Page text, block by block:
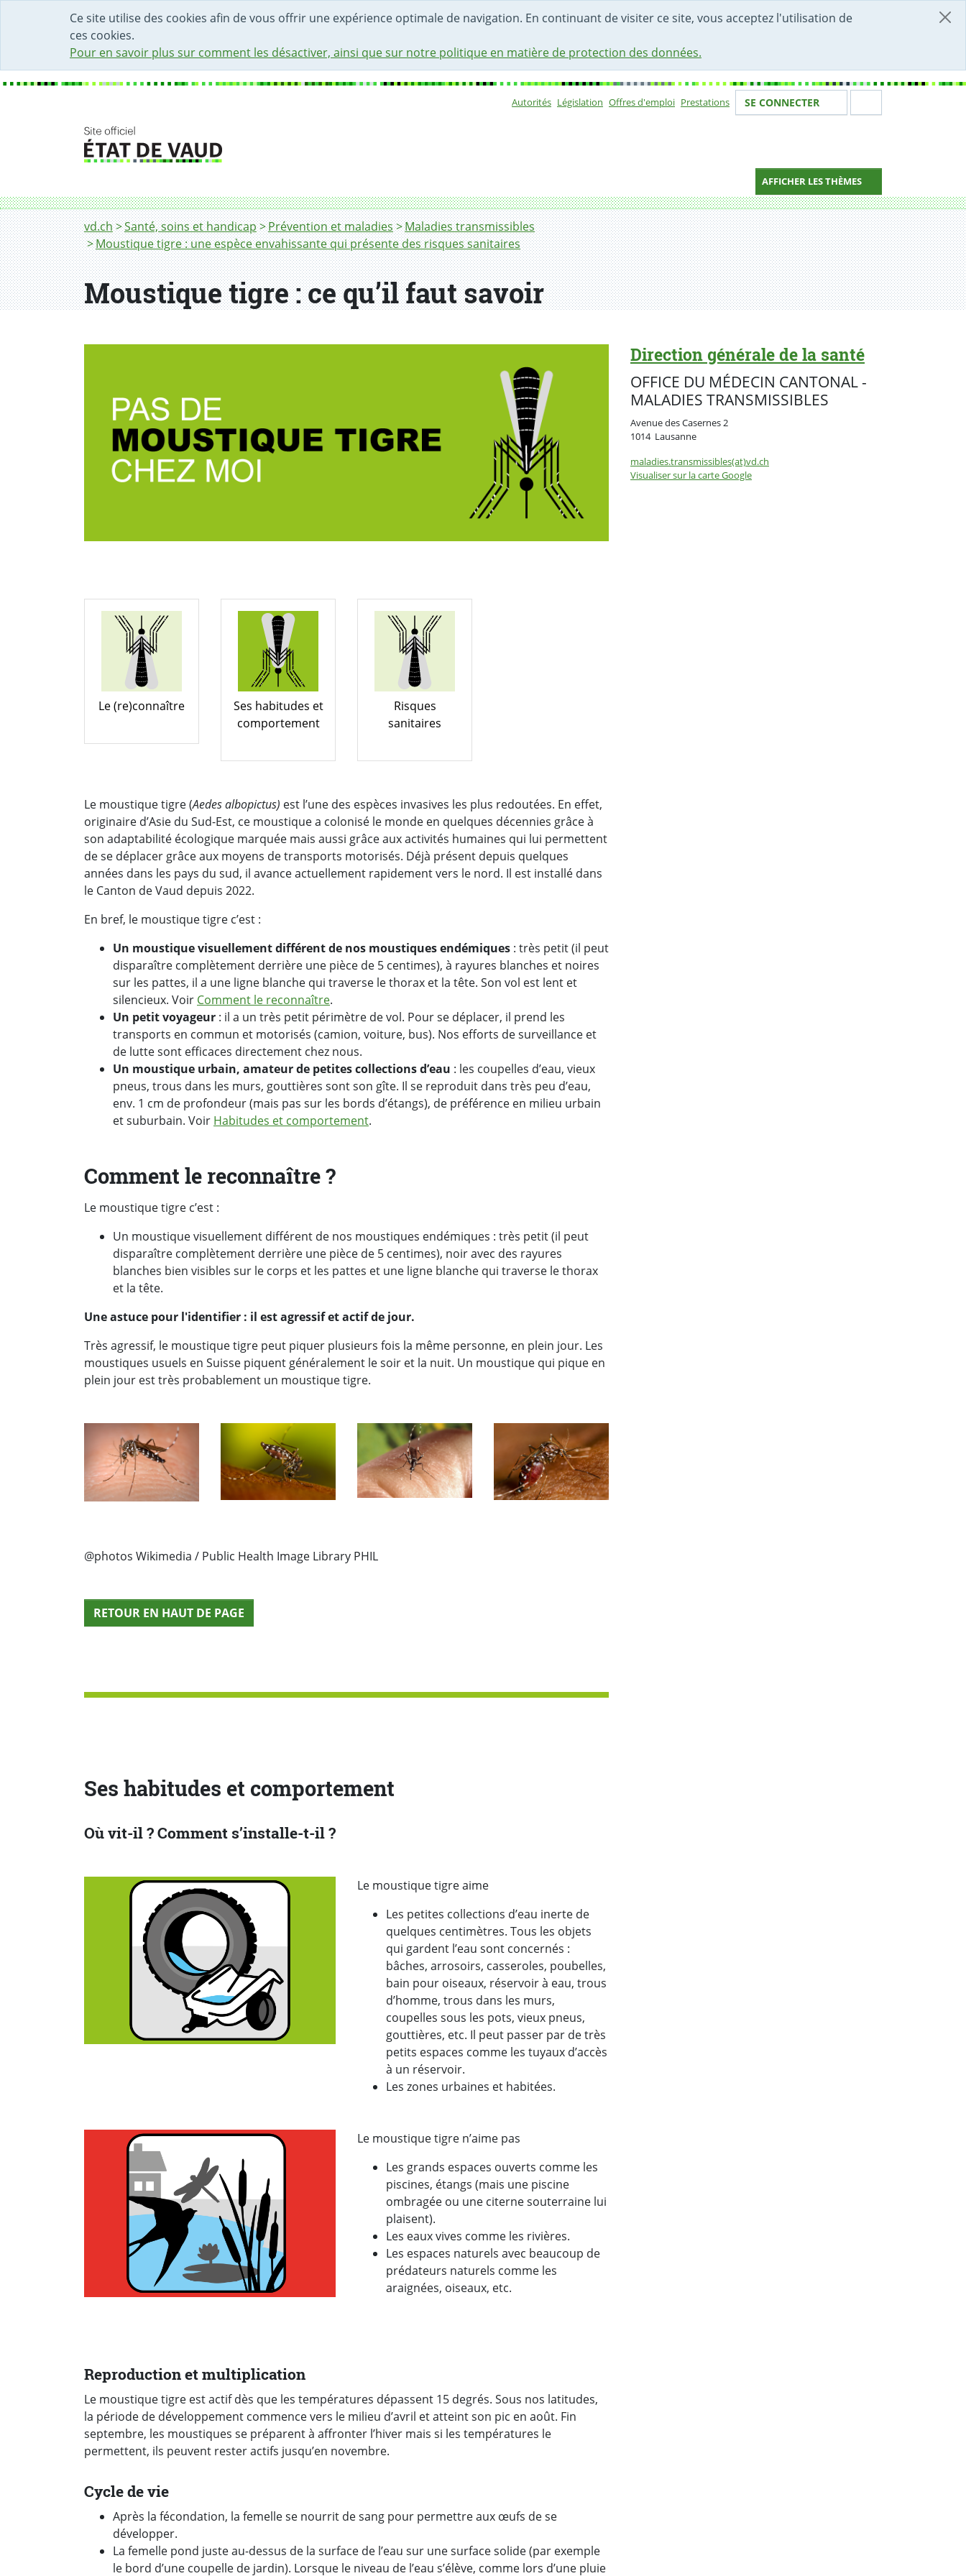
Ce site utilise des cookies afin de vous offrir une expérience optimale de navigation. En continuant de visiter ce site, vous acceptez l'utilisation de
ces cookies.
Pour en savoir plus sur comment les désactiver, ainsi que sur notre politique en matière de protection des données.
DÉBUT DU CONTENU DE LA PAGE
ACCÈS AU CHAMP DE RECHERCHE
PAGE D'ACCUEIL
FORMULAIRE DE CONTACT
Autorités Législation Offres d'emploi Prestations Votre identité
SE CONNECTER
AFFICHER LES THÈMES
Fil d'Ariane
vd.ch Santé, soins et handicap Prévention et maladies
Maladies transmissibles
Moustique tigre : une espèce envahissante qui présente des risques sanitaires
Moustique tigre : ce qu’il faut savoir
Moustique tigre : ce qu’il faut savoir
Le (re)connaître
Ses habitudes et
comportement
Risques
sanitaires
Le moustique tigre (Aedes albopictus) est l’une des espèces invasives les plus redoutées. En effet,
originaire d’Asie du Sud-Est, ce moustique a colonisé le monde en quelques décennies grâce à
son adaptabilité écologique marquée mais aussi grâce aux activités humaines qui lui permettent
de se déplacer grâce aux moyens de transports motorisés. Déjà présent depuis quelques
années dans les pays du sud, il avance actuellement rapidement vers le nord. Il est installé dans
le Canton de Vaud depuis 2022.
En bref, le moustique tigre c’est :
Un moustique visuellement différent de nos moustiques endémiques : très petit (il peut
disparaître complètement derrière une pièce de 5 centimes), à rayures blanches et noires
sur les pattes, il a une ligne blanche qui traverse le thorax et la tête. Son vol est lent et
silencieux. Voir Comment le reconnaître.
Un petit voyageur : il a un très petit périmètre de vol. Pour se déplacer, il prend les
transports en commun et motorisés (camion, voiture, bus). Nos efforts de surveillance et
de lutte sont efficaces directement chez nous.
Un moustique urbain, amateur de petites collections d’eau : les coupelles d’eau, vieux
pneus, trous dans les murs, gouttières sont son gîte. Il se reproduit dans très peu d’eau,
env. 1 cm de profondeur (mais pas sur les bords d’étangs), de préférence en milieu urbain
et suburbain. Voir Habitudes et comportement.
Comment le reconnaître ?
Le moustique tigre c’est :
Un moustique visuellement différent de nos moustiques endémiques : très petit (il peut
disparaître complètement derrière une pièce de 5 centimes), noir avec des rayures
blanches bien visibles sur le corps et les pattes et une ligne blanche qui traverse le thorax
et la tête.
Une astuce pour l'identifier : il est agressif et actif de jour.
Très agressif, le moustique tigre peut piquer plusieurs fois la même personne, en plein jour. Les
moustiques usuels en Suisse piquent généralement le soir et la nuit. Un moustique qui pique en
plein jour est très probablement un moustique tigre.
@photos Wikimedia / Public Health Image Library PHIL
RETOUR EN HAUT DE PAGE
Ses habitudes et comportement
Où vit-il ? Comment s’installe-t-il ?
Le moustique tigre aime
Les petites collections d’eau inerte de
quelques centimètres. Tous les objets
qui gardent l’eau sont concernés :
bâches, arrosoirs, casseroles, poubelles,
bain pour oiseaux, réservoir à eau, trous
d’homme, trous dans les murs,
coupelles sous les pots, vieux pneus,
gouttières, etc. Il peut passer par de très
petits espaces comme les tuyaux d’accès
à un réservoir.
Les zones urbaines et habitées.
Le moustique tigre n’aime pas
Les grands espaces ouverts comme les
piscines, étangs (mais une piscine
ombragée ou une citerne souterraine lui
plaisent).
Les eaux vives comme les rivières.
Les espaces naturels avec beaucoup de
prédateurs naturels comme les
araignées, oiseaux, etc.
Reproduction et multiplication
Le moustique tigre est actif dès que les températures dépassent 15 degrés. Sous nos latitudes,
la période de développement commence vers le milieu d’avril et atteint son pic en août. Fin
septembre, les moustiques se préparent à affronter l’hiver mais si les températures le
permettent, ils peuvent rester actifs jusqu’en novembre.
Cycle de vie
Après la fécondation, la femelle se nourrit de sang pour permettre aux œufs de se
développer.
La femelle pond juste au-dessus de la surface de l’eau sur une surface solide (par exemple
le bord d’une coupelle de jardin). Lorsque le niveau de l’eau s’élève, comme lors d’une pluie
Direction générale de la santé
OFFICE DU MÉDECIN CANTONAL -
MALADIES TRANSMISSIBLES
Avenue des Casernes 2
1014 LausanneSuisse
maladies.transmissibles(at)vd.ch
Visualiser sur la carte Google